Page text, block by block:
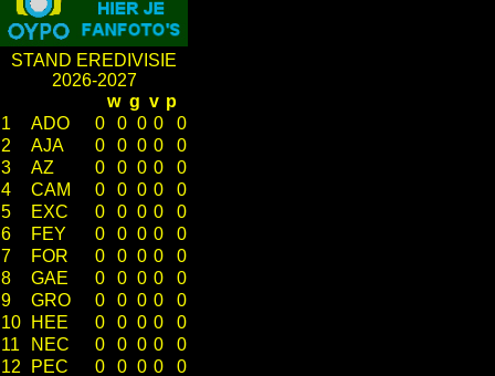
STAND EREDIVISIE
2026-2027
w g v p
1
ADO 0 0 0 0
0
2
AJA 0 0 0 0
0
3
AZ 0 0 0 0
0
4
CAM 0 0 0 0
0
5
EXC 0 0 0 0
0
6
FEY 0 0 0 0
0
7
FOR 0 0 0 0
0
8
GAE 0 0 0 0
0
9
GRO 0 0 0 0
0
10
HEE 0 0 0 0
0
11
NEC 0 0 0 0
0
12
PEC 0 0 0 0
0